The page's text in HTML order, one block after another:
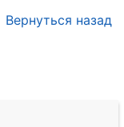
Вернуться назад